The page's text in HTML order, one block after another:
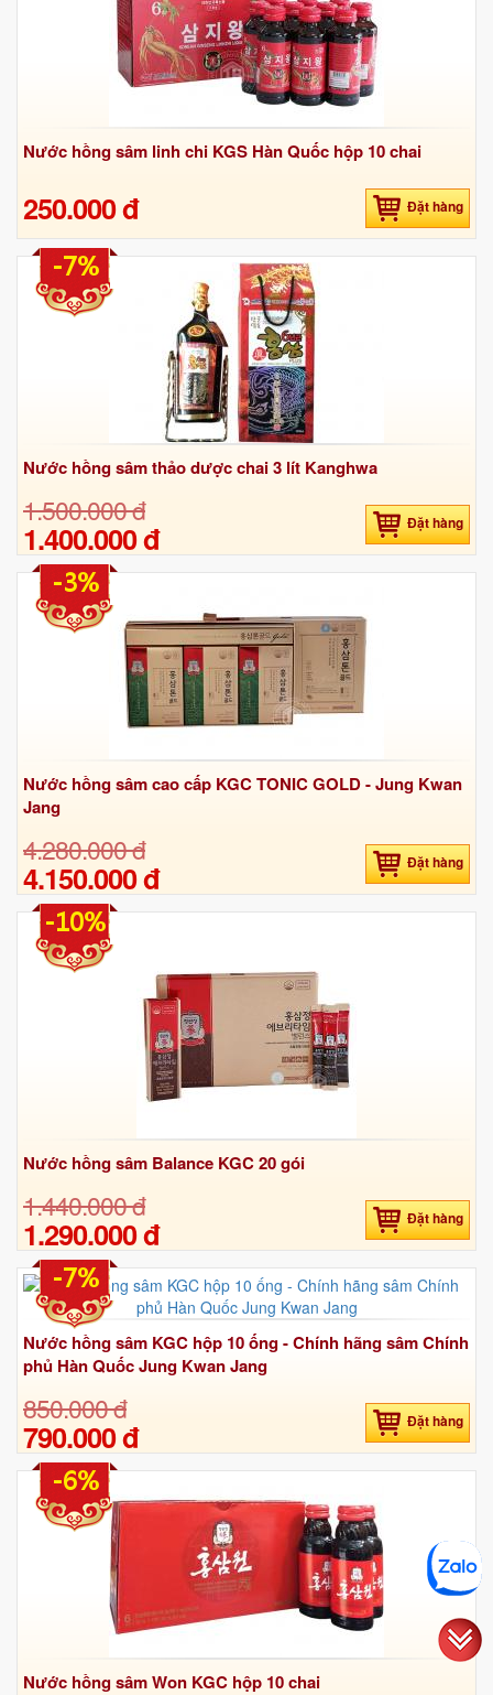
Nước hồng sâm linh chi KGS Hàn Quốc hộp 10 chai
250.000 đ Đặt hàng
Nước hồng sâm thảo dược chai 3 lít Kanghwa
1.500.000 đ
1.400.000 đ Đặt hàng
-7%
Nước hồng sâm cao cấp KGC TONIC GOLD - Jung Kwan
Jang
4.280.000 đ
4.150.000 đ Đặt hàng
-3%
Nước hồng sâm Balance KGC 20 gói
1.440.000 đ
1.290.000 đ Đặt hàng
-10%
Nước hồng sâm KGC hộp 10 ống - Chính hãng sâm Chính
phủ Hàn Quốc Jung Kwan Jang
850.000 đ
790.000 đ Đặt hàng
-7%
Nước hồng sâm Won KGC hộp 10 chai
-6%